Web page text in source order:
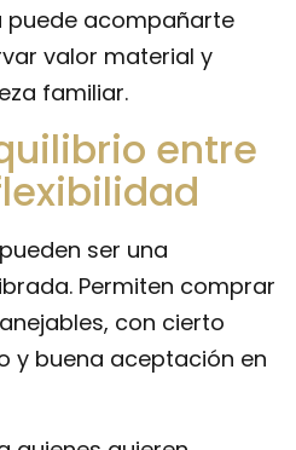
puede acompañarte
valor material y
familiar.
entre
ser una
Permiten comprar
con cierto
y buena aceptación en